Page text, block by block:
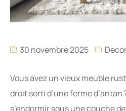
30 novembre 2025
Vous avez un vieux meuble
droit sorti d’une ferme d’antan
s’endormir sous une couche